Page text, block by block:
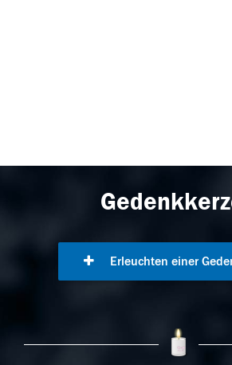
Erleuchten einer